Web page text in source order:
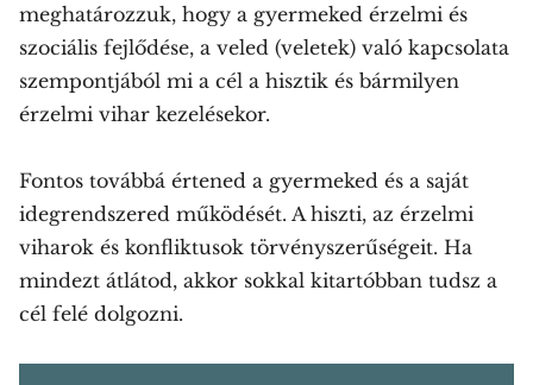
meghatározzuk, hogy a gyermeked érzelmi és
szociális fejlődése, a veled (veletek) való kapcsolata
szempontjából mi a cél a hisztik és bármilyen
érzelmi vihar kezelésekor.
Fontos továbbá értened a gyermeked és a saját
idegrendszered működését. A hiszti, az érzelmi
viharok és konfliktusok törvényszerűségeit. Ha
mindezt átlátod, akkor sokkal kitartóbban tudsz a
cél felé dolgozni.